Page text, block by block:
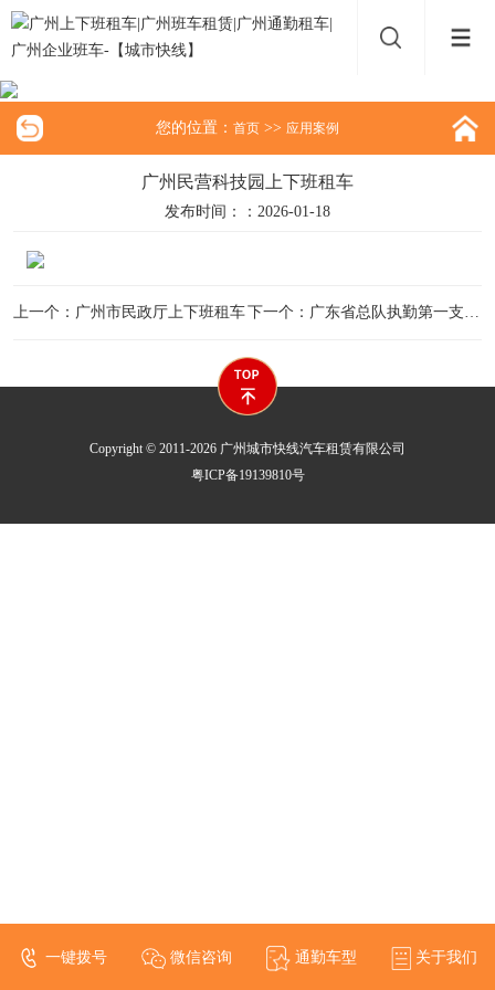
您的位置： 首页 >> 应用案例
广州民营科技园上下班租车
发布时间：：2026-01-18
上一个：广州市民政厅上下班租车
Copyright © 2011-2026 广州城市快线汽车租赁有限公司
粤ICP备19139810号
一键拨号 微信咨询 通勤车型 关于我们